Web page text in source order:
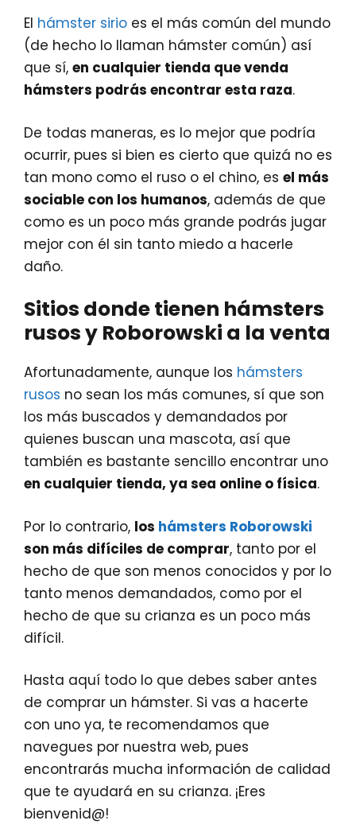
El hámster sirio es el más común del mundo
(de hecho lo llaman hámster común) así
que sí, en cualquier tienda que venda
hámsters podrás encontrar esta raza.
De todas maneras, es lo mejor que podría
ocurrir, pues si bien es cierto que quizá no es
tan mono como el ruso o el chino, es el más
sociable con los humanos, además de que
como es un poco más grande podrás jugar
mejor con él sin tanto miedo a hacerle
daño.
Sitios donde tienen hámsters
rusos y Roborowski a la venta
Afortunadamente, aunque los hámsters
rusos no sean los más comunes, sí que son
los más buscados y demandados por
quienes buscan una mascota, así que
también es bastante sencillo encontrar uno
en cualquier tienda, ya sea online o física.
Por lo contrario, los hámsters Roborowski
son más difíciles de comprar, tanto por el
hecho de que son menos conocidos y por lo
tanto menos demandados, como por el
hecho de que su crianza es un poco más
difícil.
Hasta aquí todo lo que debes saber antes
de comprar un hámster. Si vas a hacerte
con uno ya, te recomendamos que
navegues por nuestra web, pues
encontrarás mucha información de calidad
que te ayudará en su crianza. ¡Eres
bienvenid@!